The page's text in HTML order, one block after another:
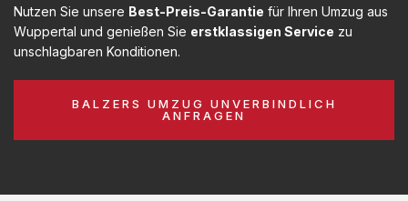
Nutzen Sie unsere Best-Preis-Garantie für Ihren Umzug aus
Wuppertal und genießen Sie erstklassigen Service zu
unschlagbaren Konditionen.
BALZERS UMZUG UNVERBINDLICH
ANFRAGEN